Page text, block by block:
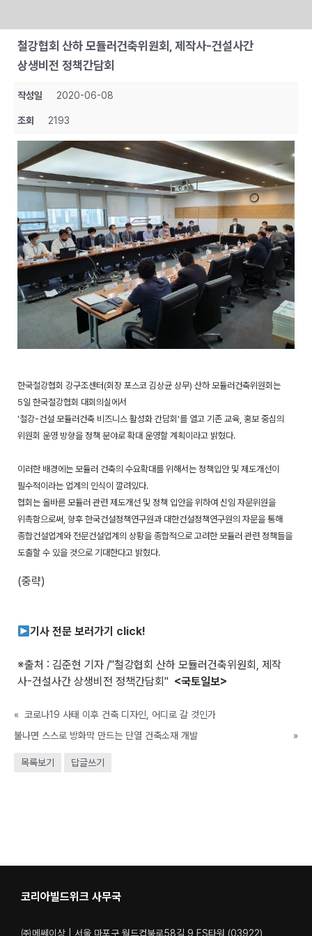
Skip
content
철강협회 산하 모듈러건축위원회, 제작사-건설사간
상생비전 정책간담회
작성일 2020-06-08
조회 2193
한국철강협회 강구조센터(회장 포스코 김상균 상무) 산하 모듈러건축위원회는
5일 한국철강협회 대회의실에서
'철강-건설 모듈러건축 비즈니스 활성화 간담회'를 열고 기존 교육, 홍보 중심의
위원회 운영 방향을 정책 분야로 확대 운영할 계획이라고 밝혔다.
이러한 배경에는 모듈러 건축의 수요확대를 위해서는 정책입안 및 제도개선이
필수적이라는 업계의 인식이 깔려있다.
협회는 올바른 모듈러 관련 제도개선 및 정책 입안을 위하여 신임 자문위원을
위촉함으로써, 향후 한국건설정책연구원과 대한건설정책연구원의 자문을 통해
종합건설업계와 전문건설업계의 상황을 종합적으로 고려한 모듈러 관련 정책들을
도출할 수 있을 것으로 기대한다고 밝혔다.
(중략)
기사 전문 보러가기 click!
※출처 : 김준현 기자 /"철강협회 산하 모듈러건축위원회, 제작
사-건설사간 상생비전 정책간담회" <국토일보>
« 코로나19 사태 이후 건축 디자인, 어디로 갈 것인가
불나면 스스로 방화막 만드는 단열 건축소재 개발
»
목록보기 답글쓰기
코리아빌드위크 사무국
㈜메쎄이상 | 서울 마포구 월드컵북로58길 9 ES타워 (03922)